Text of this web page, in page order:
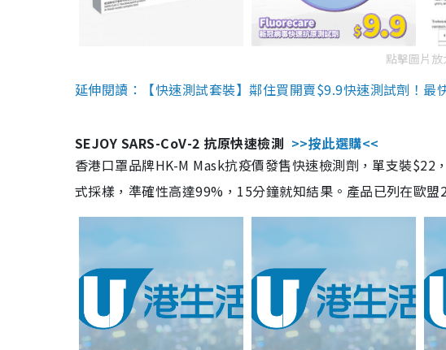
點擊圖片放
延伸閱讀：【快速測試套裝】鄰住買開賣$9.9快速測試劑！最
SEJOY SARS-CoV-2 抗原快速檢測 >>按此選購<<
香港口罩品牌HK-M Mask抗疫價發售快速檢測劑，單支裝
式採樣，準確性高達99%，15分鐘就知結果。產品已列在歐